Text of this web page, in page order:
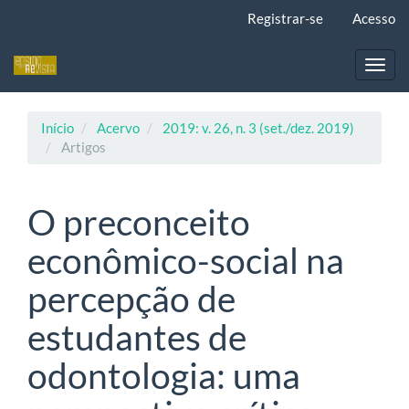
principal
Registrar-se Acesso
Início Acervo
2019: v. 26, n. 3 (set./dez. 2019)
Artigos
O preconceito
econômico-social na
percepção de
estudantes de
odontologia: uma